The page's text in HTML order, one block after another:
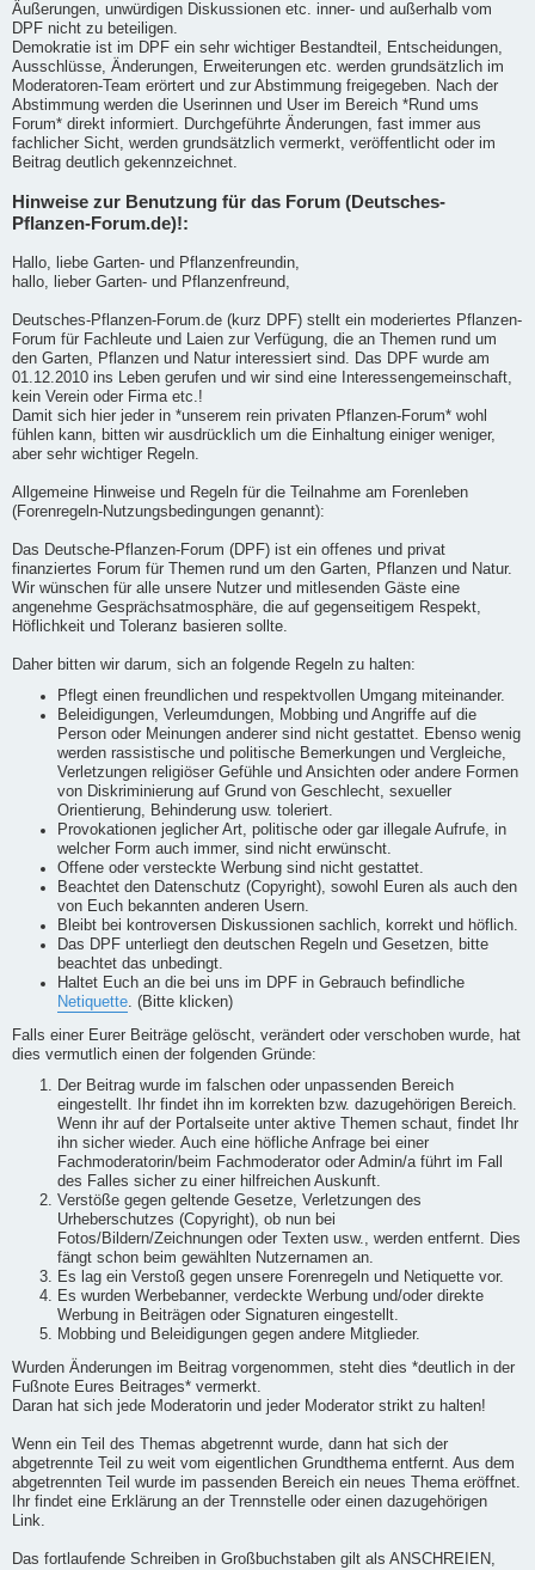
Äußerungen, unwürdigen Diskussionen etc. inner- und außerhalb vom
DPF nicht zu beteiligen.
Demokratie ist im DPF ein sehr wichtiger Bestandteil, Entscheidungen,
Ausschlüsse, Änderungen, Erweiterungen etc. werden grundsätzlich im
Moderatoren-Team erörtert und zur Abstimmung freigegeben. Nach der
Abstimmung werden die Userinnen und User im Bereich *Rund ums
Forum* direkt informiert. Durchgeführte Änderungen, fast immer aus
fachlicher Sicht, werden grundsätzlich vermerkt, veröffentlicht oder im
Beitrag deutlich gekennzeichnet.
Hinweise zur Benutzung für das Forum (Deutsches-
Pflanzen-Forum.de)!:
Hallo, liebe Garten- und Pflanzenfreundin,
hallo, lieber Garten- und Pflanzenfreund,
Deutsches-Pflanzen-Forum.de (kurz DPF) stellt ein moderiertes Pflanzen-
Forum für Fachleute und Laien zur Verfügung, die an Themen rund um
den Garten, Pflanzen und Natur interessiert sind. Das DPF wurde am
01.12.2010 ins Leben gerufen und wir sind eine Interessengemeinschaft,
kein Verein oder Firma etc.!
Damit sich hier jeder in *unserem rein privaten Pflanzen-Forum* wohl
fühlen kann, bitten wir ausdrücklich um die Einhaltung einiger weniger,
aber sehr wichtiger Regeln.
Allgemeine Hinweise und Regeln für die Teilnahme am Forenleben
(Forenregeln-Nutzungsbedingungen genannt):
Das Deutsche-Pflanzen-Forum (DPF) ist ein offenes und privat
finanziertes Forum für Themen rund um den Garten, Pflanzen und Natur.
Wir wünschen für alle unsere Nutzer und mitlesenden Gäste eine
angenehme Gesprächsatmosphäre, die auf gegenseitigem Respekt,
Höflichkeit und Toleranz basieren sollte.
Daher bitten wir darum, sich an folgende Regeln zu halten:
Pflegt einen freundlichen und respektvollen Umgang miteinander.
Beleidigungen, Verleumdungen, Mobbing und Angriffe auf die
Person oder Meinungen anderer sind nicht gestattet. Ebenso wenig
werden rassistische und politische Bemerkungen und Vergleiche,
Verletzungen religiöser Gefühle und Ansichten oder andere Formen
von Diskriminierung auf Grund von Geschlecht, sexueller
Orientierung, Behinderung usw. toleriert.
Provokationen jeglicher Art, politische oder gar illegale Aufrufe, in
welcher Form auch immer, sind nicht erwünscht.
Offene oder versteckte Werbung sind nicht gestattet.
Beachtet den Datenschutz (Copyright), sowohl Euren als auch den
von Euch bekannten anderen Usern.
Bleibt bei kontroversen Diskussionen sachlich, korrekt und höflich.
Das DPF unterliegt den deutschen Regeln und Gesetzen, bitte
beachtet das unbedingt.
Haltet Euch an die bei uns im DPF in Gebrauch befindliche
Netiquette. (Bitte klicken)
Falls einer Eurer Beiträge gelöscht, verändert oder verschoben wurde, hat
dies vermutlich einen der folgenden Gründe:
Der Beitrag wurde im falschen oder unpassenden Bereich
eingestellt. Ihr findet ihn im korrekten bzw. dazugehörigen Bereich.
Wenn ihr auf der Portalseite unter aktive Themen schaut, findet Ihr
ihn sicher wieder. Auch eine höfliche Anfrage bei einer
Fachmoderatorin/beim Fachmoderator oder Admin/a führt im Fall
des Falles sicher zu einer hilfreichen Auskunft.
Verstöße gegen geltende Gesetze, Verletzungen des
Urheberschutzes (Copyright), ob nun bei
Fotos/Bildern/Zeichnungen oder Texten usw., werden entfernt. Dies
fängt schon beim gewählten Nutzernamen an.
Es lag ein Verstoß gegen unsere Forenregeln und Netiquette vor.
Es wurden Werbebanner, verdeckte Werbung und/oder direkte
Werbung in Beiträgen oder Signaturen eingestellt.
Mobbing und Beleidigungen gegen andere Mitglieder.
Wurden Änderungen im Beitrag vorgenommen, steht dies *deutlich in der
Fußnote Eures Beitrages* vermerkt.
Daran hat sich jede Moderatorin und jeder Moderator strikt zu halten!
Wenn ein Teil des Themas abgetrennt wurde, dann hat sich der
abgetrennte Teil zu weit vom eigentlichen Grundthema entfernt. Aus dem
abgetrennten Teil wurde im passenden Bereich ein neues Thema eröffnet.
Ihr findet eine Erklärung an der Trennstelle oder einen dazugehörigen
Link.
Das fortlaufende Schreiben in Großbuchstaben gilt als ANSCHREIEN,